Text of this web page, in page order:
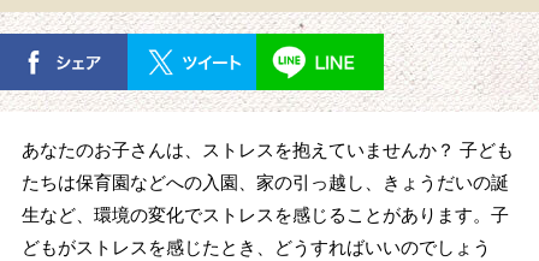
あなたのお子さんは、ストレスを抱えていませんか？ 子ども
たちは保育園などへの入園、家の引っ越し、きょうだいの誕
生など、環境の変化でストレスを感じることがあります。子
どもがストレスを感じたとき、どうすればいいのでしょう